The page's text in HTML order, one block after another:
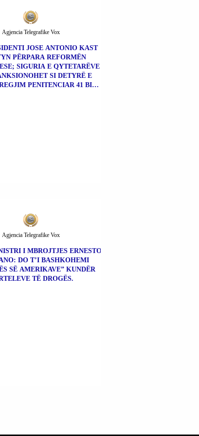
JOSE ANTONIO KAST
PËRPARA REFORMËN
SIGURIA E QYTETARËVE
SI DETYRË E
PENITENCIAR 41 BIS
Agjencia Telegrafike Vox
I MBROJTJES ERNESTO
DO T’I BASHKOHEMI
SË AMERIKAVE” KUNDËR
TË DROGËS.
Agjencia Telegrafike Vox